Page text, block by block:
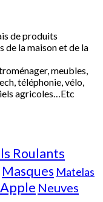
de produits
de la maison et de la
meubles,
, téléphonie, vélo,
agricoles…Etc
Roulants
Masques Matelas
Neuves